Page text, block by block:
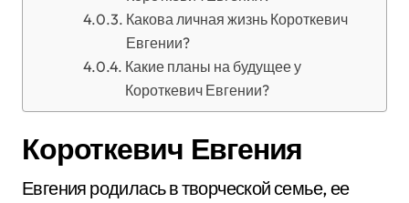
Какова личная жизнь Короткевич
Евгении?
Какие планы на будущее у
Короткевич Евгении?
Короткевич Евгения
Евгения родилась в творческой семье, ее